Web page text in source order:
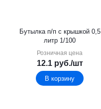
Бутылка п/п с крышкой 0,5
литр 1/100
Розничная цена
12.1руб./шт
В корзину